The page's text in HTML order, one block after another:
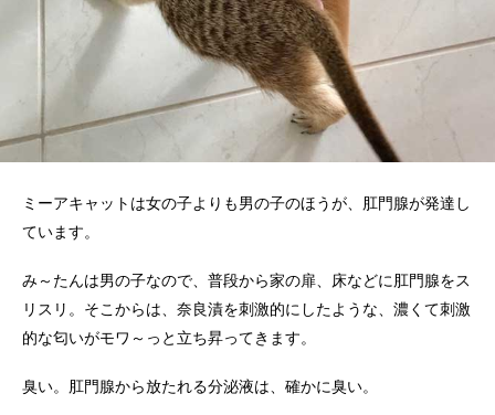
ミーアキャットは女の子よりも男の子のほうが、肛門腺が発達し
ています。
み～たんは男の子なので、普段から家の扉、床などに肛門腺をス
リスリ。そこからは、奈良漬を刺激的にしたような、濃くて刺激
的な匂いがモワ～っと立ち昇ってきます。
臭い。肛門腺から放たれる分泌液は、確かに臭い。